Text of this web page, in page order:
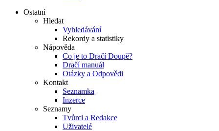
Ostatní
Hledat
Vyhledávání
Rekordy a statistiky
Nápověda
Co je to Dračí Doupě?
Dračí manuál
Otázky a Odpovědi
Kontakt
Seznamka
Inzerce
Seznamy
Tvůrci a Redakce
Uživatelé